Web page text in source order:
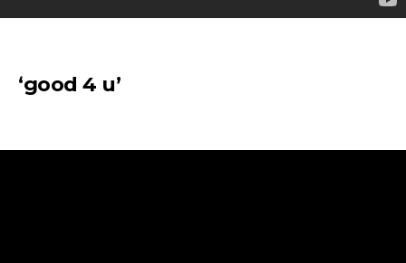
‘good 4 u’